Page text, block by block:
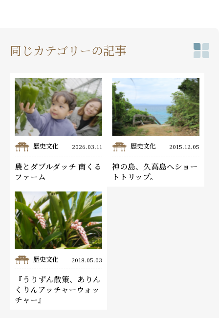
同じカテゴリーの記事
歴史文化 2026.03.11
農とダブルダッチ 南くる
ファーム
歴史文化 2015.12.05
神の島、久高島へショー
トトリップ。
歴史文化 2018.05.03
『うりずん散策、ありん
くりんアッチャーウォッ
チャー』